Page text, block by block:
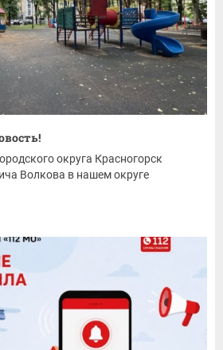
округа Красногорск
Волкова в нашем округе